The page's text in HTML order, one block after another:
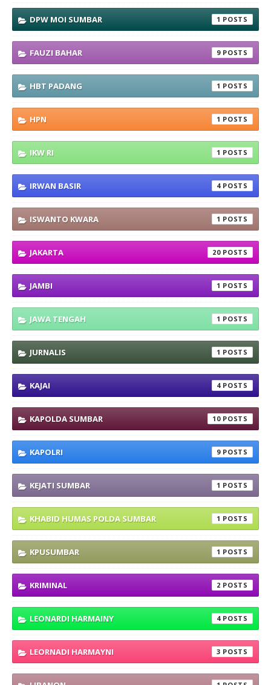
DPW MOI SUMBAR 1
FAUZI BAHAR 9
HBT PADANG 1
HPN 1
IKW RI 1
IRWAN BASIR 4
ISWANTO KWARA 1
JAKARTA 20
JAMBI 1
JAWA TENGAH 1
JURNALIS 1
KAJAI 4
KAPOLDA SUMBAR 10
KAPOLRI 9
KEJATI SUMBAR 1
KHABID HUMAS POLDA SUMBAR 1
KPUSUMBAR 1
KRIMINAL 2
LEONARDI HARMAINY 4
LEORNADI HARMAYNI 3